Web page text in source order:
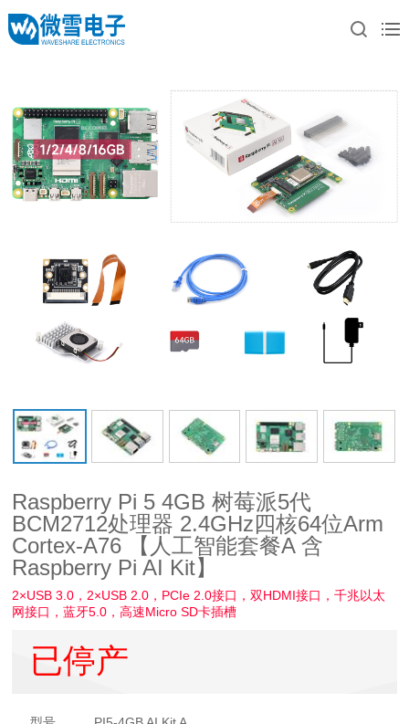
Raspberry Pi 5 4GB 树莓派5代
BCM2712处理器 2.4GHz四核64位Arm
Cortex-A76 【人工智能套餐A 含
Raspberry Pi AI Kit】
2×USB 3.0，2×USB 2.0，PCIe 2.0接口，双HDMI接口，千兆以太
网接口，蓝牙5.0，高速Micro SD卡插槽
已停产